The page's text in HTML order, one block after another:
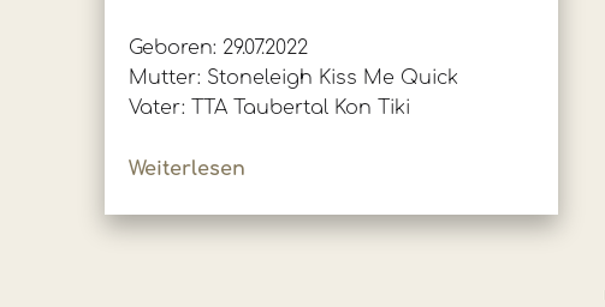
Geboren: 29.07.2022
Mutter: Stoneleigh Kiss Me Quick
Vater: TTA Taubertal Kon Tiki
Weiterlesen